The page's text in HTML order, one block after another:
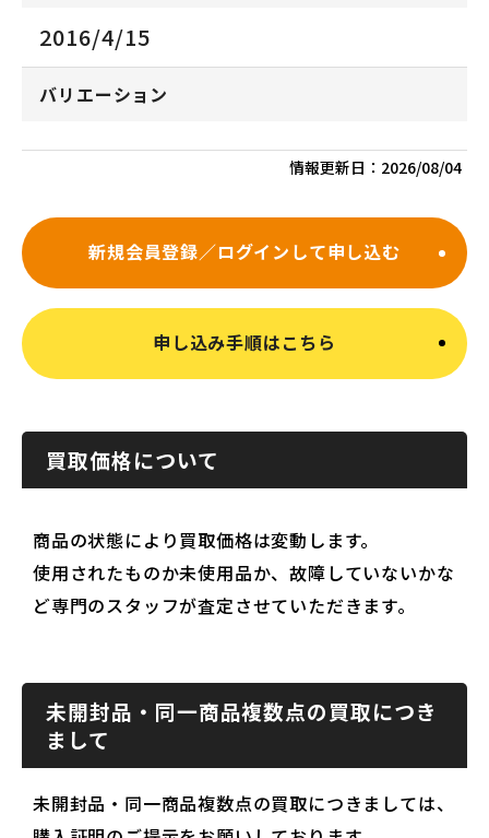
2016/4/15
バリエーション
情報更新日： 2026/08/04
新規会員登録／ログインして申し込む
申し込み手順はこちら
買取価格について
商品の状態により買取価格は変動します。
使用されたものか未使用品か、故障していないかな
ど専門のスタッフが査定させていただきます。
未開封品・同一商品複数点の買取につき
まして
未開封品・同一商品複数点の買取につきましては、